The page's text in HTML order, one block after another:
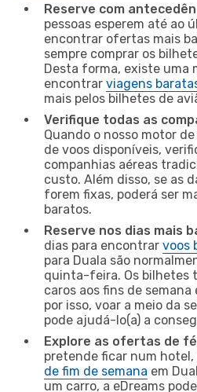
Reserve com
pessoas esperem até ao
encontrar ofertas mais
sempre comprar os
Desta forma, existe uma
encontrar viagens
mais pelos bilhetes de
Verifique todas as
Quando o nosso motor
de voos disponíveis,
companhias aéreas
custo. Além disso, se as
forem fixas, poderá ser
baratos.
Reserve nos dias mais
dias para encontrar voos
para Duala são
quinta-feira. Os bilhetes
caros aos fins de
por isso, voar a meio da
pode ajudá-lo(a) a
Explore as ofertas de
pretende ficar num hotel,
de fim de semana em
um carro, a eDreams